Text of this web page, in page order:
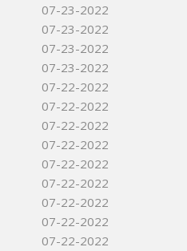
07-23-2022
07-23-2022
07-23-2022
07-23-2022
07-22-2022
07-22-2022
07-22-2022
07-22-2022
07-22-2022
07-22-2022
07-22-2022
07-22-2022
07-22-2022